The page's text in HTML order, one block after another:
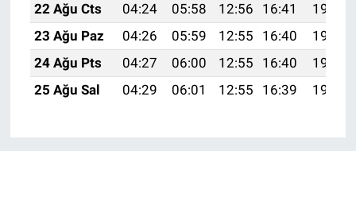
22 Ağu Cts
04:24 05:58 12:56 16:41
19:44
23 Ağu Paz
04:26 05:59 12:55 16:40
19:42
24 Ağu Pts
04:27 06:00 12:55 16:40
19:41
25 Ağu Sal
04:29 06:01 12:55 16:39 19:39